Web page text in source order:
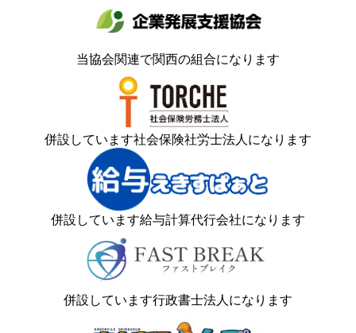
当協会関連で関西の組合になります
併設しています社会保険社労士法人になります
併設しています給与計算代行会社になります
併設しています行政書士法人になります